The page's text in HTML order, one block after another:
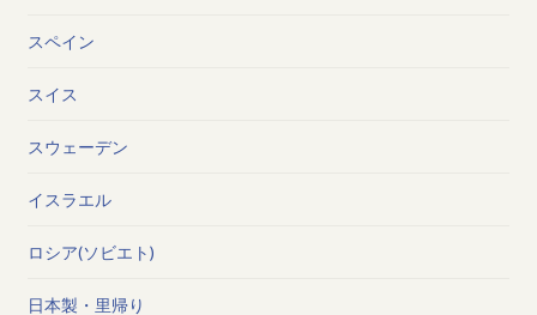
スペイン
スイス
スウェーデン
イスラエル
ロシア(ソビエト)
日本製・里帰り